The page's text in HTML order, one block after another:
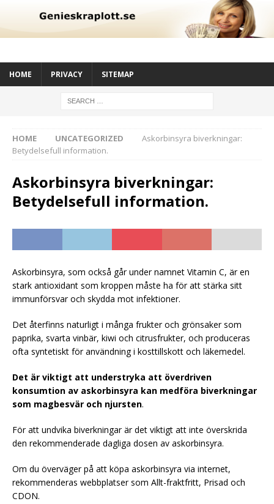
HOME PRIVACY SITEMAP
HOME UNCATEGORIZED
Askorbinsyra biverkningar:
Betydelsefull information.
Askorbinsyra biverkningar:
Betydelsefull information.
Askorbinsyra, som också går under namnet Vitamin C, är en
stark antioxidant som kroppen måste ha för att stärka sitt
immunförsvar och skydda mot infektioner.
Det återfinns naturligt i många frukter och grönsaker som
paprika, svarta vinbär, kiwi och citrusfrukter, och produceras
ofta syntetiskt för användning i kosttillskott och läkemedel.
Det är viktigt att understryka att överdriven
konsumtion av askorbinsyra kan medföra biverkningar
som magbesvär och njursten.
För att undvika biverkningar är det viktigt att inte överskrida
den rekommenderade dagliga dosen av askorbinsyra.
Om du överväger på att köpa askorbinsyra via internet,
rekommenderas webbplatser som Allt-fraktfritt, Prisad och
CDON.